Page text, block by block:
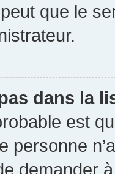
peut que le
dans la
est
personne
demander